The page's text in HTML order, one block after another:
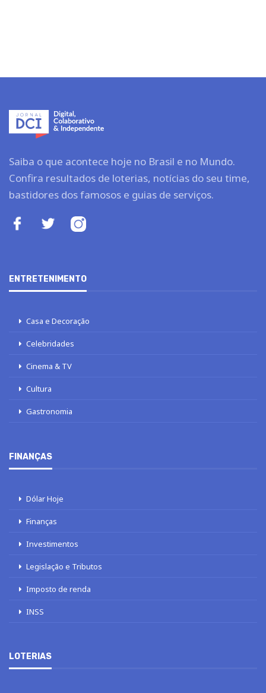
Saiba o que acontece hoje no Brasil e no Mundo.
Confira resultados de loterias, notícias do seu time,
bastidores dos famosos e guias de serviços.
ENTRETENIMENTO
Casa e Decoração
Celebridades
Cinema & TV
Cultura
Gastronomia
FINANÇAS
Dólar Hoje
Finanças
Investimentos
Legislação e Tributos
Imposto de renda
INSS
LOTERIAS